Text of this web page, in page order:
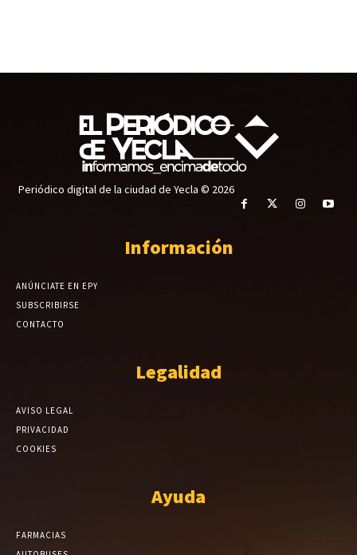
Periódico digital de la ciudad de Yecla © 2026
Información
ANÚNCIATE EN EPY
SUBSCRIBIRSE
CONTACTO
Legalidad
AVISO LEGAL
PRIVACIDAD
COOKIES
Ayuda
FARMACIAS